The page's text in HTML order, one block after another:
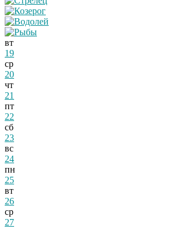
вт
19
ср
20
чт
21
пт
22
сб
23
вс
24
пн
25
вт
26
ср
27